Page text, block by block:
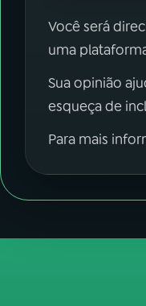
Você será
uma
Sua opinião
esqueça de
Para mais